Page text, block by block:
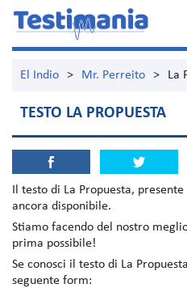
El Indio > Mr. Perreito > La
TESTO LA PROPUESTA
Il testo di La Propuesta,
ancora disponibile.
Stiamo facendo del nostro
prima possibile!
Se conosci il testo di La
seguente form: